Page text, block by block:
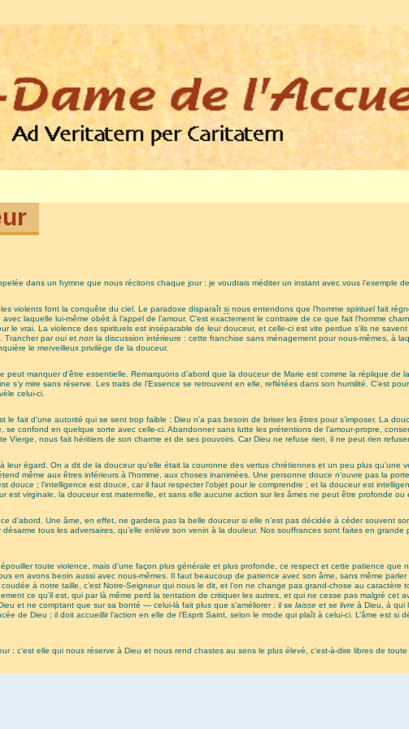
dans un hymne que nous récitons chaque jour : je voudrais méditer un instant avec vous l’exemple
violents font la conquête du ciel. Le paradoxe disparaîtsi nous entendons que l’homme spirituel fait
laquelle lui-même obéit à l’appel de l’amour. C’est exactement le contraire de ce que fait l’homme
le vrai. La violence des spirituels est inséparable de leur douceur, et celle-ci est vite perdue s’ils ne
Trancher parouietnon la discussion intérieure : cette franchise sans ménagement pour nous-mêmes, à
le merveilleux privilège de la douceur.
manquer d’être essentielle. Remarquons d’abord que la douceur de Marie est comme la réplique de
s’y mire sans réserve. Les traits de l’Essence se retrouvent en elle, reflétées dans son humilité. C’est
celui-ci.
fait d’une autorité qui se sent trop faible : Dieu n’a pas besoin de briser les êtres pour s’imposer. La
confond en quelque sorte avec celle-ci. Abandonner sans lutte les prétentions de l’amour-propre,
Vierge, nous fait héritiers de son charme et de ses pouvoirs. Car Dieu ne refuse rien, il ne peut rien
égard. On a dit de la douceur qu’elle était la couronne des vertus chrétiennes et un peu plus qu’une
même aux êtres inférieurs à l’homme, aux choses inanimées. Une personne douce n’ouvre pas la
douce ; l’intelligence est douce, car il faut respecter l’objet pour le comprendre ; et la douceur est
est virginale, la douceur est maternelle, et sans elle aucune action sur les âmes ne peut être profonde ou
d’abord. Une âme, en effet, ne gardera pas la belle douceur si elle n’est pas décidée à céder souvent
tous les adversaires, qu’elle enlève son venin à la douleur. Nos souffrances sont faites en grande
toute violence, mais d’une façon plus générale et plus profonde, ce respect et cette patience que
en avons beoin aussi avec nous-mêmes. Il faut beaucoup de patience avec son âme, sans même
à notre taille, c’est Notre-Seigneur qui nous le dit, et l’on ne change pas grand-chose au caractère
ce qu’il est, qui par là même perd la tentation de critiquer les autres, et qui ne cesse pas malgré cet
et ne comptant que sur sa bonté — celui-là fait plus que s’améliorer : il selaisse et selivre à Dieu, à qui
de Dieu ; il doit accueillir l’action en elle de l’Esprit Saint, selon le mode qui plaît à celui-ci. L’âme est si
: c’est elle qui nous réserve à Dieu et nous rend chastes au sens le plus élevé, c’est-à-dire libres de